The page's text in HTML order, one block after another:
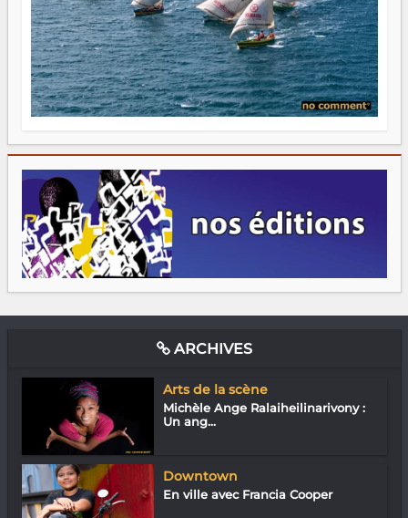
ARCHIVES
Arts de la scène
Michèle Ange Ralaiheilinarivony :
Un ang...
Downtown
En ville avec Francia Cooper